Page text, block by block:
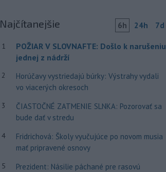
Najčítanejšie 6h 24h 7d
1
POŽIAR V SLOVNAFTE: Došlo k narušeniu
jednej z nádrží
2
Horúčavy vystriedajú búrky: Výstrahy vydali
vo viacerých okresoch
3
ČIASTOČNÉ ZATMENIE SLNKA: Pozorovať sa
bude dať v stredu
4
Fridrichová: Školy vyučujúce po novom musia
mať pripravené osnovy
5
Prezident: Násilie páchané pre rasovú